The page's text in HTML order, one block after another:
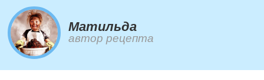
Матильда
автор рецепта